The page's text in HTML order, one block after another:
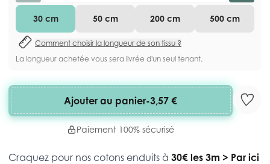
30 cm 50 cm 200 cm 500 cm
Comment choisir la longueur de son tissu ?
La longueur achetée vous sera livrée d'un seul tenant.
Ajouter au panier-3,57 €
Paiement 100% sécurisé
Craquez pour nos cotons enduits à 30€ les 3m > Par ici